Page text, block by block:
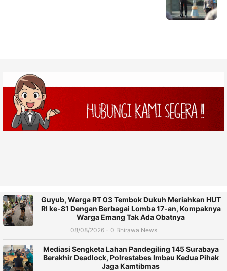
Guyub, Warga RT 03 Tembok Dukuh Meriahkan HUT
RI ke-81 Dengan Berbagai Lomba 17-an, Kompaknya
Warga Emang Tak Ada Obatnya
08/08/2026 - 0 Bhirawa News
Mediasi Sengketa Lahan Pandegiling 145 Surabaya
Berakhir Deadlock, Polrestabes Imbau Kedua Pihak
Jaga Kamtibmas